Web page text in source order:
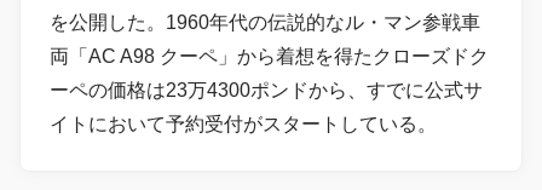
を公開した。1960年代の伝説的なル・マン参戦車
両「AC A98 クーペ」から着想を得たクローズドク
ーペの価格は23万4300ポンドから、すでに公式サ
イトにおいて予約受付がスタートしている。